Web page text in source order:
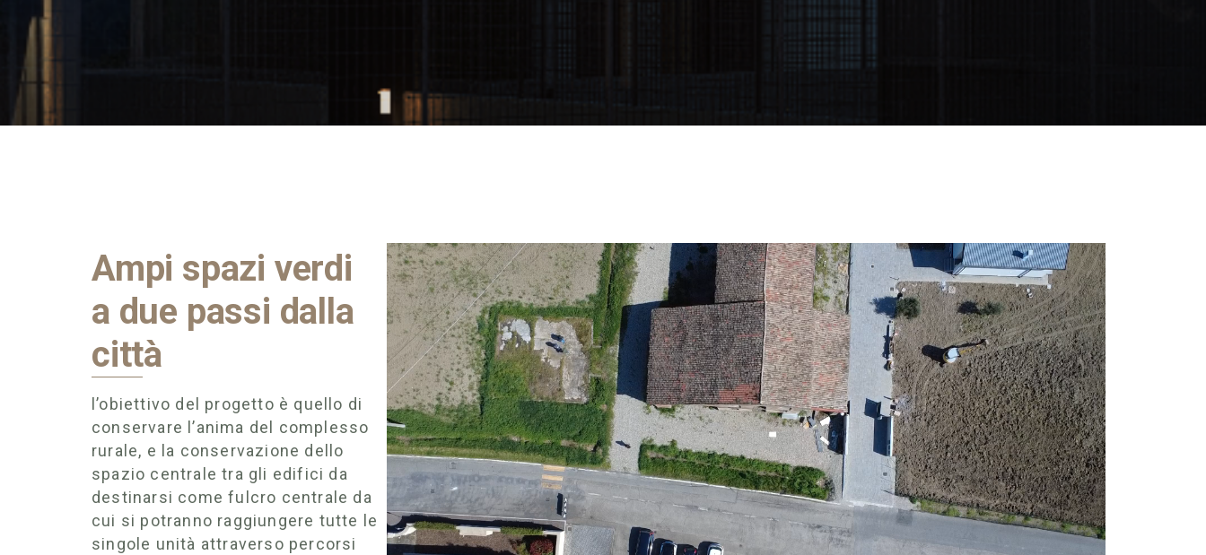
Ampi spazi verdi
a due passi dalla
città
l’obiettivo del progetto è quello di
conservare l’anima del complesso
rurale, e la conservazione dello
spazio centrale tra gli edifici da
destinarsi come fulcro centrale da
cui si potranno raggiungere tutte le
singole unità attraverso percorsi